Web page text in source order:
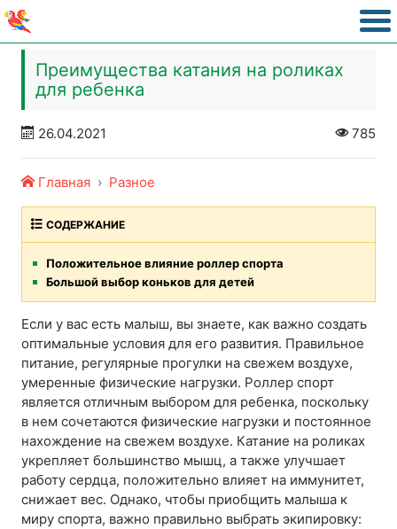
Преимущества катания на роликах
для ребенка
26.04.2021 785
Главная Разное
СОДЕРЖАНИЕ
Положительное влияние роллер спорта
Большой выбор коньков для детей
Если у вас есть малыш, вы знаете, как важно создать
оптимальные условия для его развития. Правильное
питание, регулярные прогулки на свежем воздухе,
умеренные физические нагрузки. Роллер спорт
является отличным выбором для ребенка, поскольку
в нем сочетаются физические нагрузки и постоянное
нахождение на свежем воздухе. Катание на роликах
укрепляет большинство мышц, а также улучшает
работу сердца, положительно влияет на иммунитет,
снижает вес. Однако, чтобы приобщить малыша к
миру спорта, важно правильно выбрать экипировку: